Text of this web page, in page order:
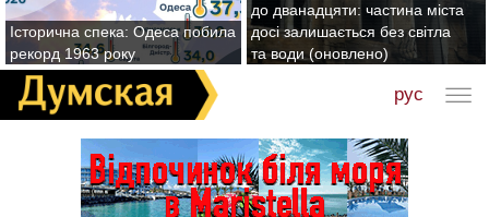
Історична спека: Одеса побила
рекорд 1963 року
до дванадцяти: частина міста
досі залишається без світла
та води (оновлено)
рус